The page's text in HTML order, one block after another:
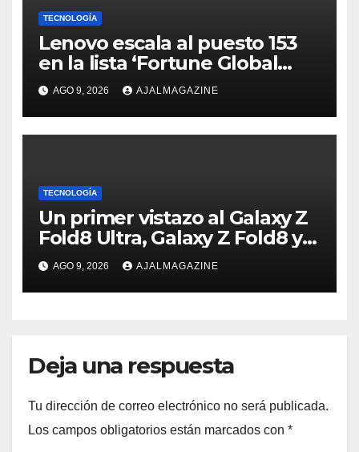
TECNOLOGÍA
Lenovo escala al puesto 153
en la lista ‘Fortune Global
500’ gracias al crecimiento de
su negocio impulsado por la
IA
AGO 9, 2026 AJALMAGAZINE
TECNOLOGÍA
Un primer vistazo al Galaxy Z
Fold8 Ultra, Galaxy Z Fold8 y
Galaxy Z Flip8
AGO 9, 2026 AJALMAGAZINE
Deja una respuesta
Tu dirección de correo electrónico no será publicada.
Los campos obligatorios están marcados con *